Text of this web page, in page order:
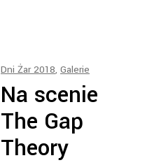
Dni Żar 2018, Galerie
Na scenie
The Gap
Theory